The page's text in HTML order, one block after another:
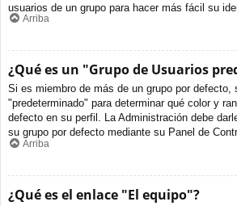
usuarios de un grupo para hacer más fácil su
Arriba
¿Qué es un "Grupo de Usuarios
Si es miembro de más de un grupo por defecto,
"predeterminado" para determinar qué color y
defecto en su perfil. La Administración debe
su grupo por defecto mediante su Panel de
Arriba
¿Qué es el enlace "El equipo"?